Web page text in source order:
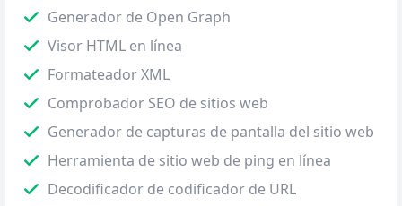
Generador de Open Graph
Visor HTML en línea
Formateador XML
Comprobador SEO de sitios web
Generador de capturas de pantalla del sitio web
Herramienta de sitio web de ping en línea
Decodificador de codificador de URL